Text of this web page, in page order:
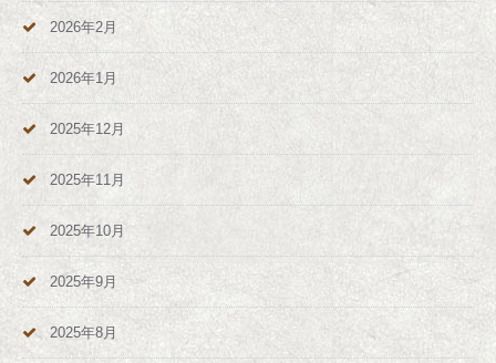
2026年2月
2026年1月
2025年12月
2025年11月
2025年10月
2025年9月
2025年8月